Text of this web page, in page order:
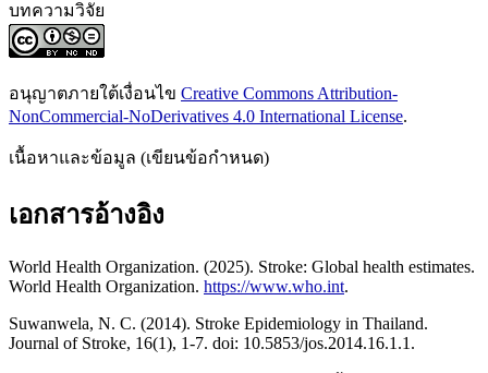
บทความวิจัย
อนุญาตภายใต้เงื่อนไข Creative Commons Attribution-
NonCommercial-NoDerivatives 4.0 International License.
เนื้อหาและข้อมูล (เขียนข้อกำหนด)
เอกสารอ้างอิง
World Health Organization. (2025). Stroke: Global health estimates.
World Health Organization. https://www.who.int.
Suwanwela, N. C. (2014). Stroke Epidemiology in Thailand.
Journal of Stroke, 16(1), 1-7. doi: 10.5853/jos.2014.16.1.1.